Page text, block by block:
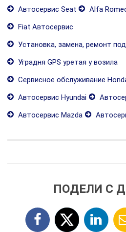
Автосервис Seat
Alfa
Fiat Автосервис
Установка, замена, ремонт
Уградня GPS уретая у возила
Сервисное обслуживание
Автосервис Hyundai
Автосервис Mazda
ПОДЕЛИ С